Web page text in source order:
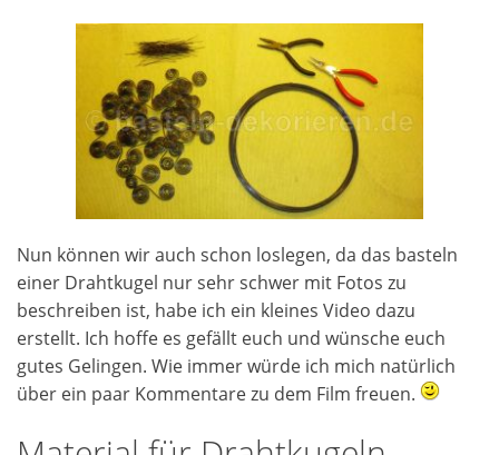
Nun können wir auch schon loslegen, da das basteln
einer Drahtkugel nur sehr schwer mit Fotos zu
beschreiben ist, habe ich ein kleines Video dazu
erstellt. Ich hoffe es gefällt euch und wünsche euch
gutes Gelingen. Wie immer würde ich mich natürlich
über ein paar Kommentare zu dem Film freuen.